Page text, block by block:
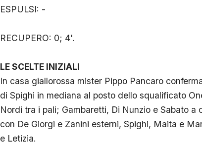
ESPULSI: -
RECUPERO: 0; 4'.
LE SCELTE INIZIALI
In casa giallorossa mister Pippo Pancaro
di Spighi in mediana al posto dello squalificato
Nordi tra i pali; Gambaretti, Di Nunzio e Sabato
con De Giorgi e Zanini esterni, Spighi, Maita e
e Letizia.